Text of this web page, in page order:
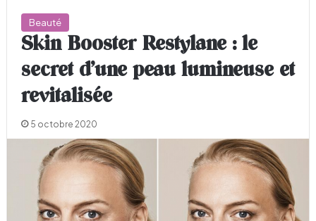
Beauté
Skin Booster Restylane : le
secret d’une peau lumineuse et
revitalisée
5 octobre 2020